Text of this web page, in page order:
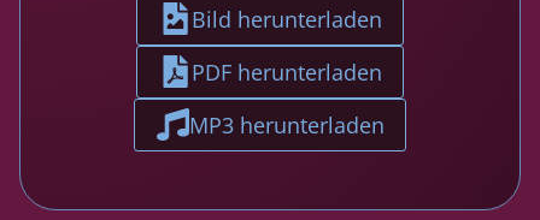
Bild herunterladen
PDF herunterladen
MP3 herunterladen